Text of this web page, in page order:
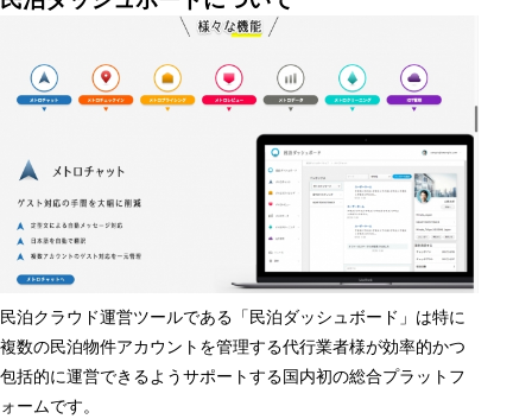
民泊クラウド運営ツールである「 民泊ダッシュボード 」は特に
複数の民泊物件アカウントを管理する代行業者様が効率的かつ
包括的に運営できるようサポートする国内初の総合プラットフ
ォームです。